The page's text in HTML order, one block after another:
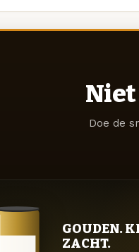
Doe de
GOUDEN.
ZACHT.